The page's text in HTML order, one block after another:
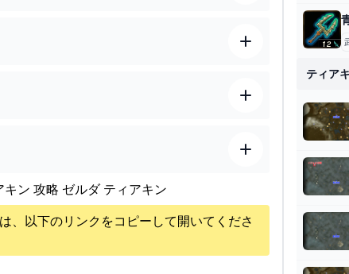
ン 攻略 ゼルダ ティアキン
、以下のリンクをコピーして開いてくださ
ティア